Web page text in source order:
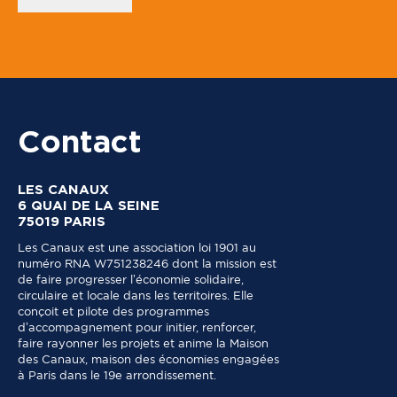
Contact
LES CANAUX
6 QUAI DE LA SEINE
75019 PARIS
Les Canaux est une association loi 1901 au
numéro RNA W751238246 dont la mission est
de faire progresser l’économie solidaire,
circulaire et locale dans les territoires. Elle
conçoit et pilote des programmes
d’accompagnement pour initier, renforcer,
faire rayonner les projets et anime la Maison
des Canaux, maison des économies engagées
à Paris dans le 19e arrondissement.